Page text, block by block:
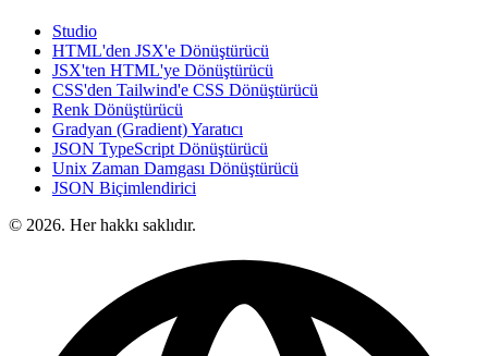
Studio
HTML'den JSX'e Dönüştürücü
JSX'ten HTML'ye Dönüştürücü
CSS'den Tailwind'e CSS Dönüştürücü
Renk Dönüştürücü
Gradyan (Gradient) Yaratıcı
JSON TypeScript Dönüştürücü
Unix Zaman Damgası Dönüştürücü
JSON Biçimlendirici
© 2026. Her hakkı saklıdır.